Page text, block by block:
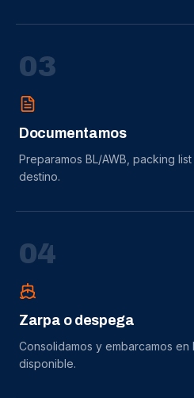
03
Documentamos
Preparamos BL/AWB, packing
destino.
04
Zarpa o despega
Consolidamos y embarcamos en
disponible.